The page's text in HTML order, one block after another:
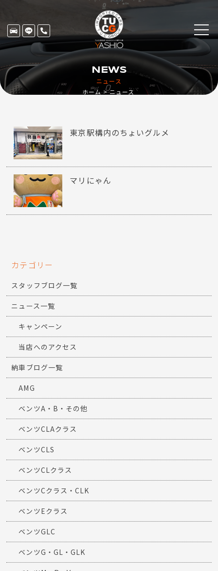
ニュース
NEWS
ホーム ニュース
東京駅構内のちょいグルメ
マリにゃん
カテゴリー
スタッフブログ一覧
ニュース一覧
キャンペーン
当店へのアクセス
納車ブログ一覧
AMG
ベンツA・B・その他
ベンツCLAクラス
ベンツCLS
ベンツCLクラス
ベンツCクラス・CLK
ベンツEクラス
ベンツGLC
ベンツG・GL・GLK